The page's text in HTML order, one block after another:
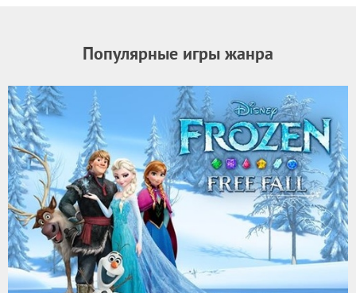
Популярные игры жанра